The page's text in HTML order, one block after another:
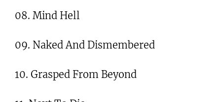
08. Mind Hell
09. Naked And Dismembered
10. Grasped From Beyond